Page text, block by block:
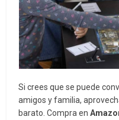
Si crees que se puede
amigos y familia,
barato. Compra en